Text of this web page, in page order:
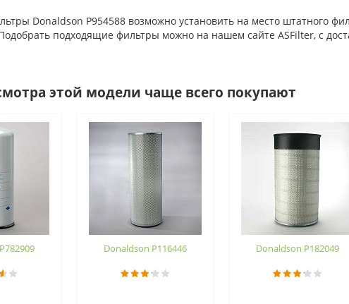
Donaldson P954588 возможно установить на место штатного
подходящие фильтры можно на нашем сайте ASFilter, с
этой модели чаще всего покупают
Donaldson P116446 Donaldson P182049